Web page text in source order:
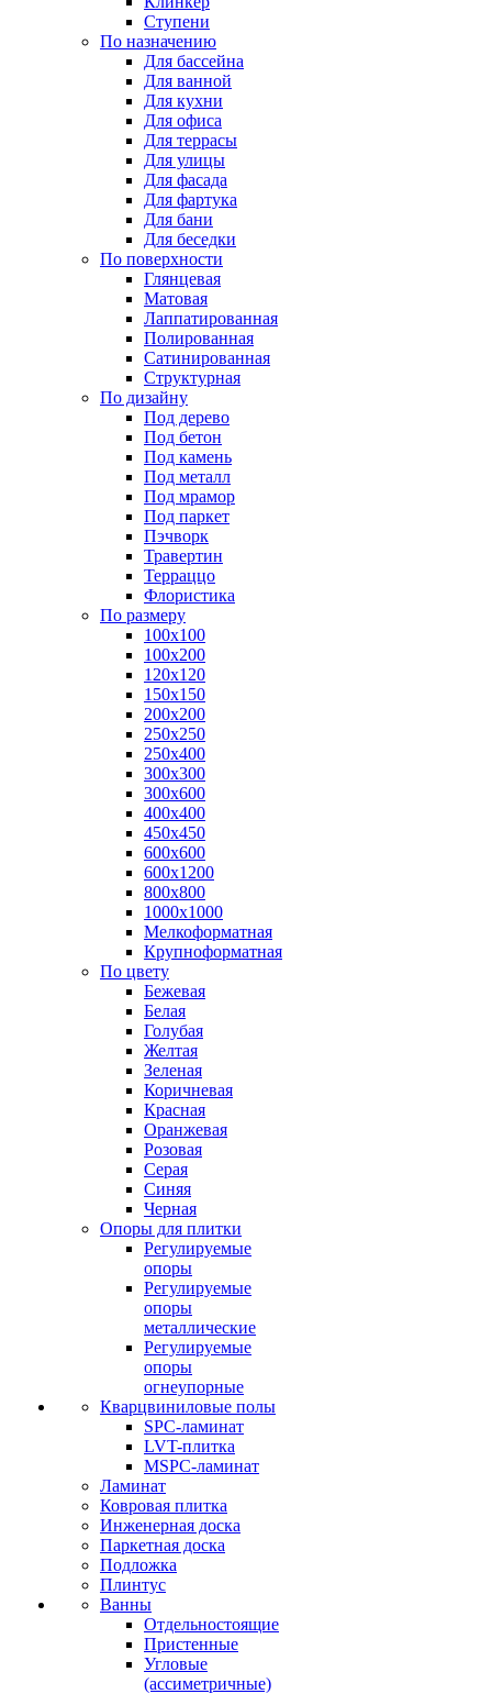
Ступени
По назначению
Для бассейна
Для ванной
Для кухни
Для офиса
Для террасы
Для улицы
Для фасада
Для фартука
Для бани
Для беседки
По поверхности
Глянцевая
Матовая
Лаппатированная
Полированная
Сатинированная
Структурная
По дизайну
Под дерево
Под бетон
Под камень
Под металл
Под мрамор
Под паркет
Пэчворк
Травертин
Терраццо
Флористика
По размеру
100х100
100х200
120х120
150х150
200х200
250х250
250х400
300х300
300х600
400х400
450х450
600х600
600х1200
800х800
1000х1000
Мелкоформатная
Крупноформатная
По цвету
Бежевая
Белая
Голубая
Желтая
Зеленая
Коричневая
Красная
Оранжевая
Розовая
Серая
Синяя
Черная
Опоры для плитки
Регулируемые
опоры
Регулируемые
опоры
металлические
Регулируемые
опоры
огнеупорные
Кварцвиниловые полы
SPC-ламинат
LVT-плитка
MSPC-ламинат
Ламинат
Ковровая плитка
Инженерная доска
Паркетная доска
Подложка
Плинтус
Ванны
Отдельностоящие
Пристенные
Угловые
(ассиметричные)